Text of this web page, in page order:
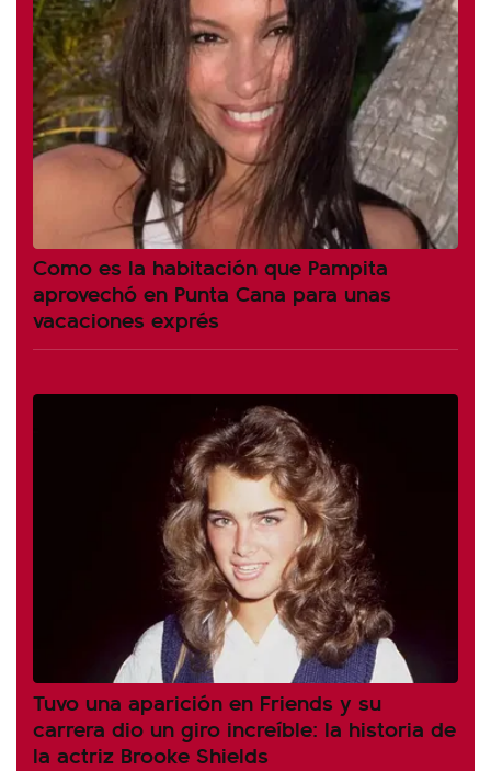
Como es la habitación que Pampita
aprovechó en Punta Cana para unas
vacaciones exprés
Tuvo una aparición en Friends y su
carrera dio un giro increíble: la historia de
la actriz Brooke Shields